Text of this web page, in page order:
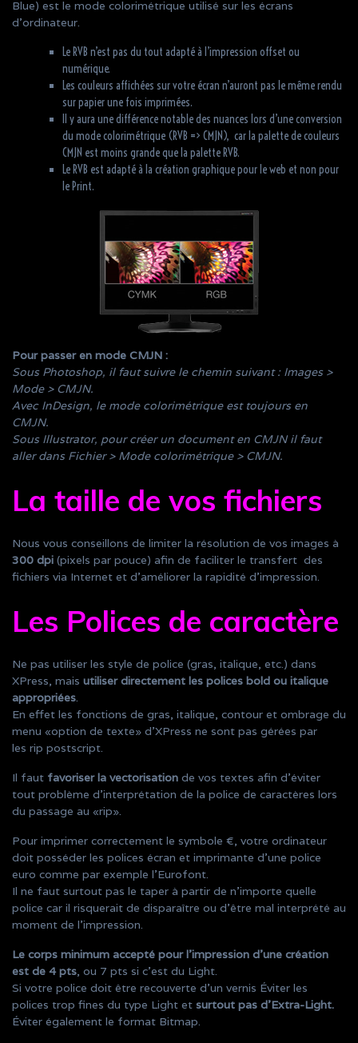
Blue) est le mode colorimétrique utilisé sur les écrans
d’ordinateur.
Le RVB n’est pas du tout adapté à l’impression offset ou
numérique.
Les couleurs affichées sur votre écran n’auront pas le même rendu
sur papier une fois imprimées.
Il y aura une différence notable des nuances lors d’une conversion
du mode colorimétrique (RVB => CMJN), car la palette de couleurs
CMJN est moins grande que la palette RVB.
Le RVB est adapté à la création graphique pour le web et non pour
le Print.
Pour passer en mode CMJN :
Sous Photoshop, il faut suivre le chemin suivant : Images >
Mode > CMJN.
Avec InDesign, le mode colorimétrique est toujours en
CMJN.
Sous Illustrator, pour créer un document en CMJN il faut
aller dans Fichier > Mode colorimétrique > CMJN.
La taille de vos fichiers
Nous vous conseillons de limiter la résolution de vos images à
300 dpi (pixels par pouce) afin de faciliter le transfert des
fichiers via Internet et d’améliorer la rapidité d’impression.
Les Polices de caractère
Ne pas utiliser les style de police (gras, italique, etc.) dans
XPress, mais utiliser directement les polices bold ou italique
appropriées.
En effet les fonctions de gras, italique, contour et ombrage du
menu «option de texte» d’XPress ne sont pas gérées par
les rip postscript.
Il faut favoriser la vectorisation de vos textes afin d’éviter
tout problème d’interprétation de la police de caractères lors
du passage au «rip».
Pour imprimer correctement le symbole €, votre ordinateur
doit posséder les polices écran et imprimante d’une police
euro comme par exemple l’Eurofont.
Il ne faut surtout pas le taper à partir de n’importe quelle
police car il risquerait de disparaître ou d’être mal interprété au
moment de l’impression.
Le corps minimum accepté pour l’impression d’une création
est de 4 pts, ou 7 pts si c’est du Light.
Si votre police doit être recouverte d’un vernis Éviter les
polices trop fines du type Light et surtout pas d’Extra-Light.
Éviter également le format Bitmap.